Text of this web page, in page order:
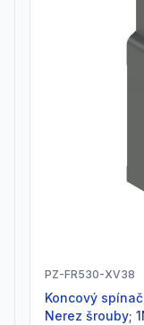
PZ-FR530-XV38
Koncový spínač s kladkou a rolnou_PG 13,5; Plast;
Nerez šrouby;